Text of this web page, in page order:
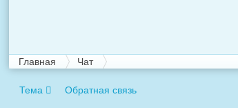
Главная Чат
Тема Обратная связь